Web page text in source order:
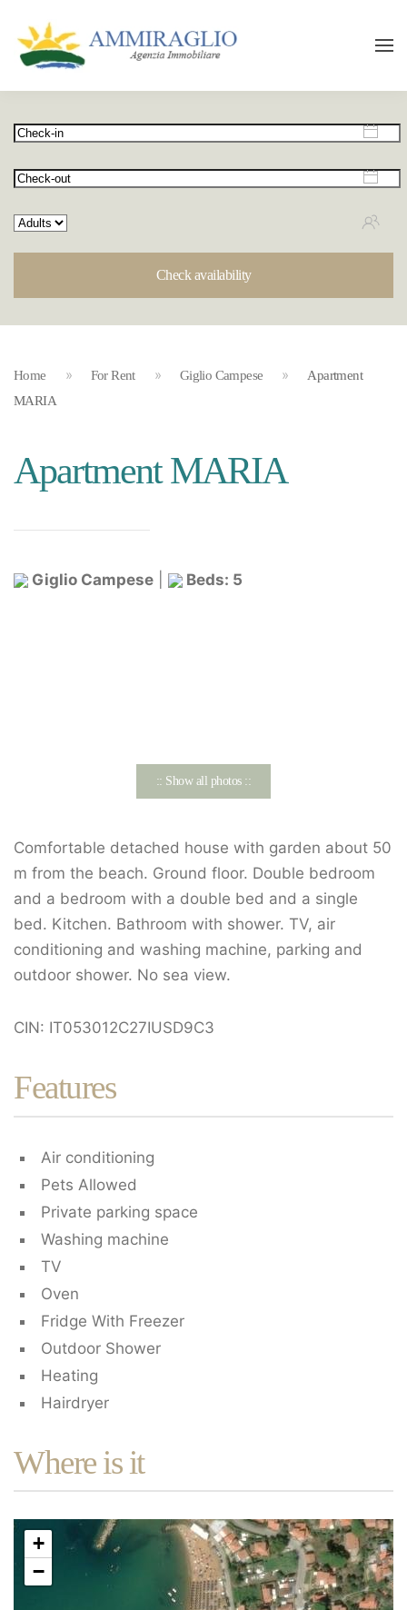
Check availability
Home For Rent Giglio Campese
Apartment
MARIA
Apartment MARIA
Giglio Campese Beds: 5
:: Show all photos ::
Comfortable detached house with garden about 50
m from the beach. Ground floor. Double bedroom
and a bedroom with a double bed and a single
bed. Kitchen. Bathroom with shower. TV, air
conditioning and washing machine, parking and
outdoor shower. No sea view.
CIN: IT053012C27IUSD9C3
Features
Air conditioning
Pets Allowed
Private parking space
Washing machine
TV
Oven
Fridge With Freezer
Outdoor Shower
Heating
Hairdryer
Where is it
+
−